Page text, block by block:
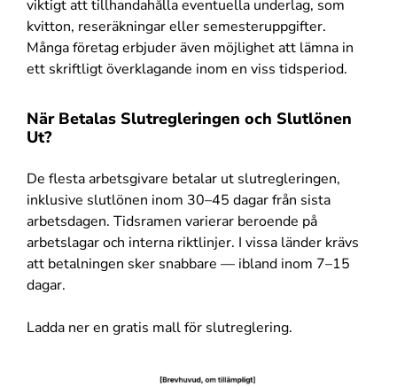
viktigt att tillhandahålla eventuella underlag, som
kvitton, reseräkningar eller semesteruppgifter.
Många företag erbjuder även möjlighet att lämna in
ett skriftligt överklagande inom en viss tidsperiod.
När Betalas Slutregleringen och Slutlönen
Ut?
De flesta arbetsgivare betalar ut slutregleringen,
inklusive slutlönen inom 30–45 dagar från sista
arbetsdagen. Tidsramen varierar beroende på
arbetslagar och interna riktlinjer. I vissa länder krävs
att betalningen sker snabbare — ibland inom 7–15
dagar.
Ladda ner en gratis mall för slutreglering.